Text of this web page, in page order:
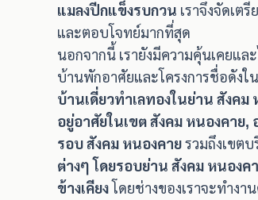
แมลงปีกแข็งรบกวน เราจึงจัดเต
และตอบโจทย์มากที่สุด
นอกจากนี้ เรายังมีความคุ้นเคยแล
บ้านพักอาศัยและโครงการชื่อดังใ
บ้านเดี่ยวทำเลทองในย่าน สังค
อยู่อาศัยในเขต สังคม หนองคาย
รอบ สังคม หนองคายรวมถึงเขต
ต่างๆ โดยรอบย่าน สังคม หนอง
ข้างเคียงโดยช่างของเราจะทำง